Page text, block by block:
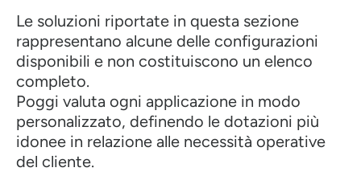
Le soluzioni riportate in questa sezione
rappresentano alcune delle configurazioni
disponibili e non costituiscono un elenco
completo.
Poggi valuta ogni applicazione in modo
personalizzato, definendo le dotazioni più
idonee in relazione alle necessità operative
del cliente.